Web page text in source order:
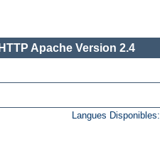
Apache Version 2.4
Langues Disponibles: